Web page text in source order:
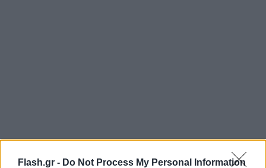
Flash.gr - Do Not Process My Personal Information